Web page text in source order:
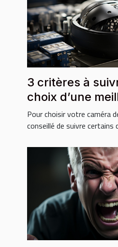
3 critères à
choix d’une
caméra de
Pour choisir votre caméra
conseillé de suivre certains